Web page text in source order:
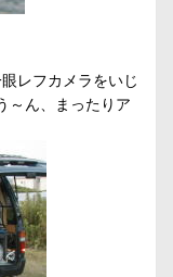
レフカメラをいじ
～ん、まったりア